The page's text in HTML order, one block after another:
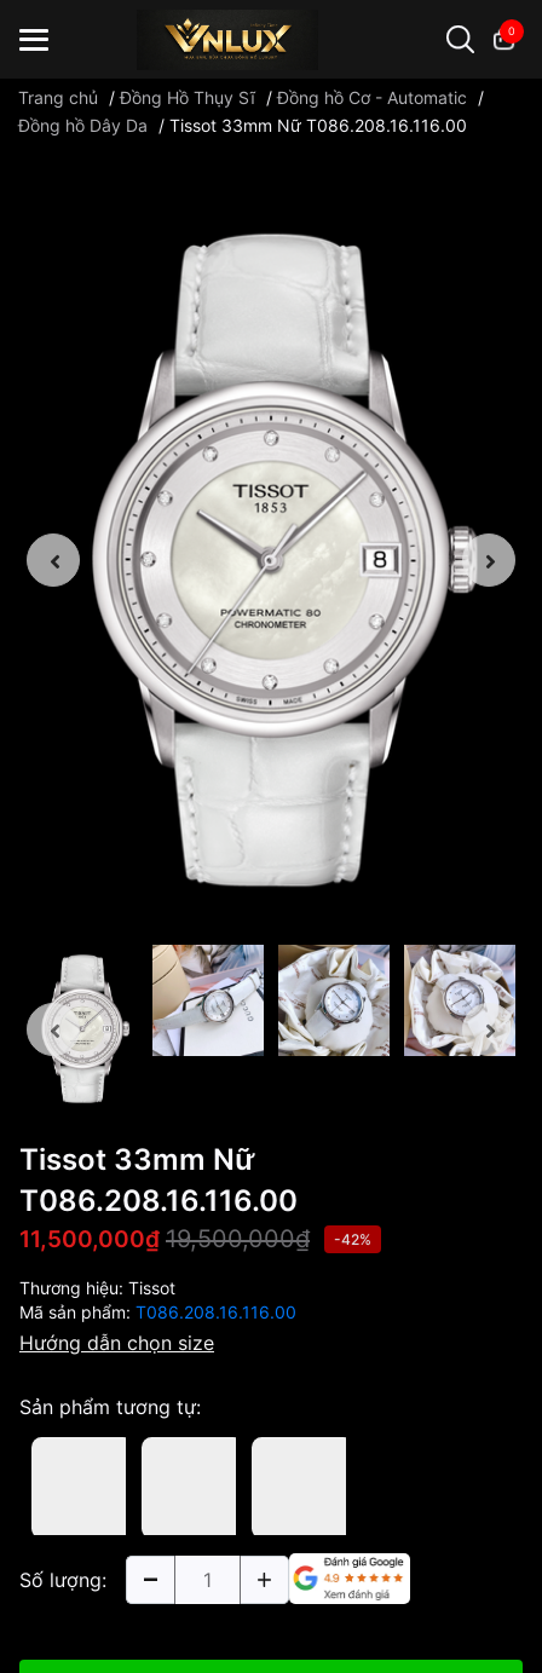
0
Trang chủ /Đồng Hồ Thụy Sĩ /Đồng hồ Cơ - Automatic
/
Đồng hồ Dây Da
/ Tissot 33mm Nữ T086.208.16.116.00
Tissot 33mm Nữ
T086.208.16.116.00
11,500,000₫ 19,500,000₫ -42%
Thương hiệu: Tissot
Mã sản phẩm: T086.208.16.116.00
Hướng dẫn chọn size
Sản phẩm tương tự:
Số lượng: